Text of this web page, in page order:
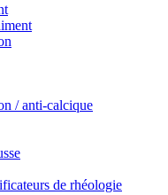
/ anti-calcique
de rhéologie